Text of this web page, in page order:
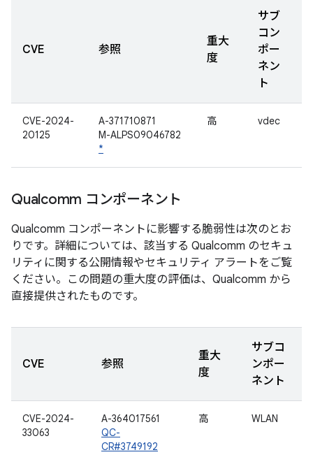
CVE 参照
重大
度
サブ
コン
ポー
ネン
ト
CVE-2024-
20125
A-371710871
M-ALPS09046782
*
高 vdec
Qualcomm コンポーネント
Qualcomm コンポーネントに影響する脆弱性は次のとお
りです。詳細については、該当する Qualcomm のセキュ
リティに関する公開情報やセキュリティ アラートをご覧
ください。この問題の重大度の評価は、Qualcomm から
直接提供されたものです。
CVE 参照
重大
度
サブコ
ンポー
ネント
CVE-2024-
33063
A-364017561
QC-
CR#3749192
高 WLAN